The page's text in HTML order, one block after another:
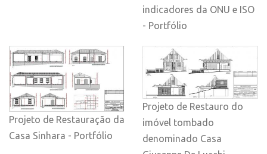
indicadores da ONU e ISO
- Portfólio
Projeto de Restauração da
Casa Sinhara - Portfólio
Projeto de Restauro do
imóvel tombado
denominado Casa